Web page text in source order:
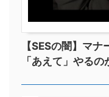
【SESの闇】マ
「あえて」やる